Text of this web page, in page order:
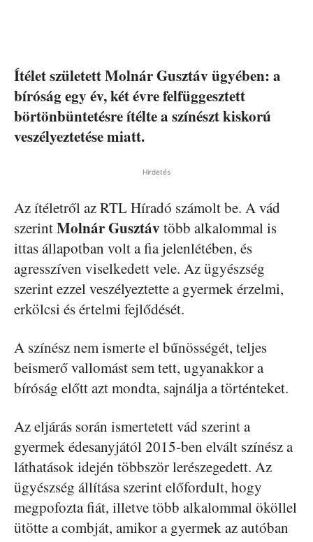
Ítélet született Molnár Gusztáv ügyében: a
bíróság egy év, két évre felfüggesztett
börtönbüntetésre ítélte a színészt kiskorú
veszélyeztetése miatt.
Hirdetés
Az ítéletről az RTL Híradó számolt be. A vád
szerintMolnár Gusztáv több alkalommal is
ittas állapotban volt a fia jelenlétében, és
agresszíven viselkedett vele. Az ügyészség
szerint ezzel veszélyeztette a gyermek érzelmi,
erkölcsi és értelmi fejlődését.
A színész nem ismerte el bűnösségét, teljes
beismerő vallomást sem tett, ugyanakkor a
bíróság előtt azt mondta, sajnálja a történteket.
Az eljárás során ismertetett vád szerint a
gyermek édesanyjától 2015-ben elvált színész a
láthatások idején többször lerészegedett. Az
ügyészség állítása szerint előfordult, hogy
megpofozta fiát, illetve több alkalommal ököllel
ütötte a combját, amikor a gyermek az autóban